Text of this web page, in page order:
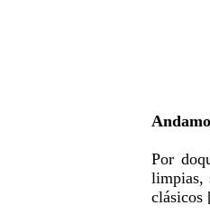
Por
limpias,
clásicos